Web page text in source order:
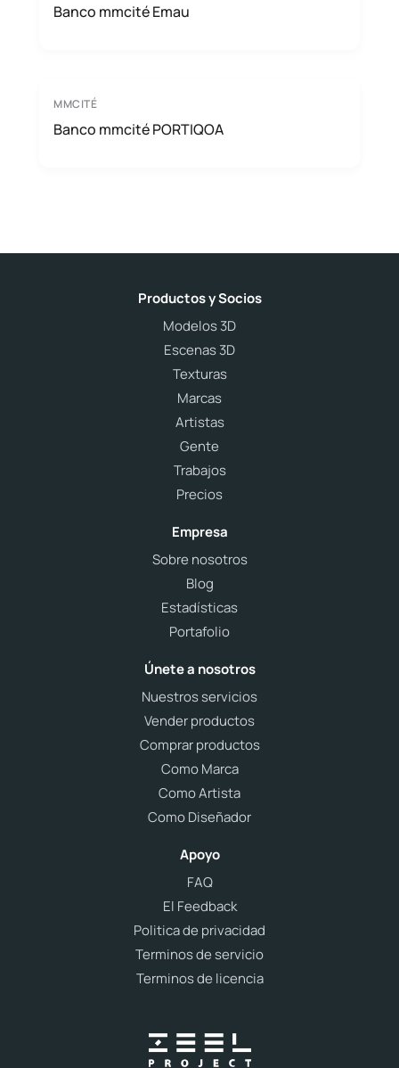
Banco mmcité Emau
MMCITÉ
Banco mmcité PORTIQOA
Productos y Socios
Modelos 3D
Escenas 3D
Texturas
Marcas
Artistas
Gente
Trabajos
Precios
Empresa
Sobre nosotros
Blog
Estadísticas
Portafolio
Únete a nosotros
Nuestros servicios
Vender productos
Comprar productos
Como Marca
Como Artista
Como Diseñador
Apoyo
FAQ
El Feedback
Politica de privacidad
Terminos de servicio
Terminos de licencia